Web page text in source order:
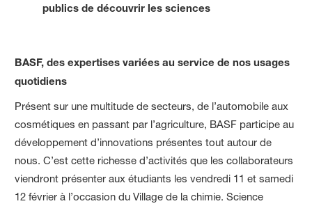
publics de découvrir les sciences
BASF, des expertises variées au service de nos usages
quotidiens
Présent sur une multitude de secteurs, de l’automobile aux
cosmétiques en passant par l’agriculture, BASF participe au
développement d’innovations présentes tout autour de
nous. C’est cette richesse d’activités que les collaborateurs
viendront présenter aux étudiants les vendredi 11 et samedi
12 février à l’occasion du Village de la chimie. Science